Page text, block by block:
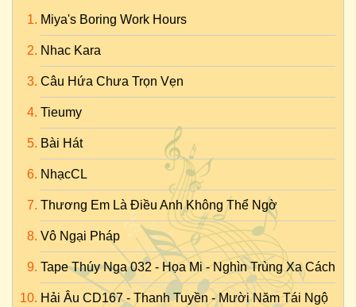
Miya's Boring Work Hours
Nhac Kara
Câu Hứa Chưa Trọn Vẹn
Tieumy
Bài Hát
NhạcCL
Thương Em Là Điều Anh Không Thể Ngờ
Vô Ngại Pháp
Tape Thúy Nga 032 - Họa Mi - Nghìn Trùng Xa Cách
Hải Âu CD167 - Thanh Tuyền - Mười Năm Tái Ngộ